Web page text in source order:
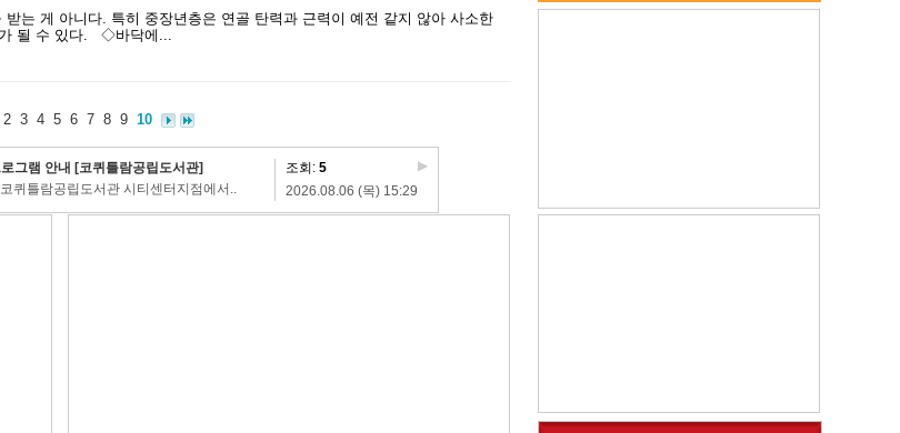
는 게 아니다. 특히 중장년층은 연골 탄력과 근력이 예전 같지 않아 사소한
가 될 수 있다. ◇바닥에...
2 3 4 5 6 7 8 9 10